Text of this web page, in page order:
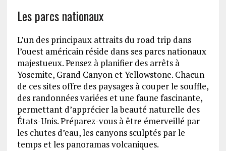
Les parcs nationaux
L’un des principaux attraits du road trip dans
l’ouest américain réside dans ses parcs nationaux
majestueux. Pensez à planifier des arrêts à
Yosemite, Grand Canyon et Yellowstone. Chacun
de ces sites offre des paysages à couper le souffle,
des randonnées variées et une faune fascinante,
permettant d’apprécier la beauté naturelle des
États-Unis. Préparez-vous à être émerveillé par
les chutes d’eau, les canyons sculptés par le
temps et les panoramas volcaniques.